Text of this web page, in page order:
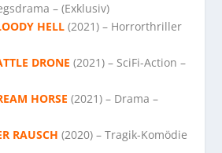
– (Exklusiv)
HELL (2021) – Horrorthriller
DRONE (2021) – SciFi-Action –
HORSE (2021) – Drama –
RAUSCH (2020) – Tragik-Komödie